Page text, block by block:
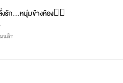
รัก...หนุ่มข้างห้อง❤️‍🔥
นติก